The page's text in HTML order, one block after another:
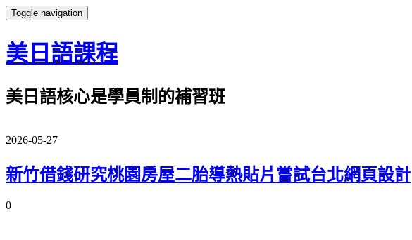
Toggle navigation
美日語課程
美日語核心是學員制的補習班
2026-05-27
新竹借錢研究桃園房屋二胎導熱貼片嘗試台北網頁設計
0